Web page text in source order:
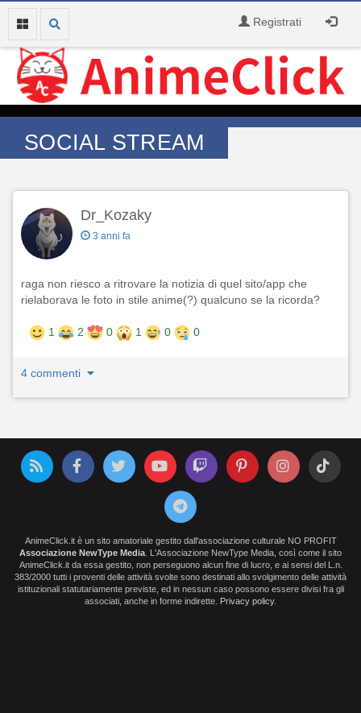
Registrati
SOCIAL STREAM
Dr_Kozaky
3 anni fa
raga non riesco a ritrovare la notizia di quel sito/app che
rielaborava le foto in stile anime(?) qualcuno se la ricorda?
1 2 0 1 0 0
4 commenti
AnimeClick.it è un sito amatoriale gestito dall'associazione culturale NO PROFIT
Associazione NewType Media . L'Associazione NewType Media, così come il sito
AnimeClick.it da essa gestito, non perseguono alcun fine di lucro, e ai sensi del L.n.
383/2000 tutti i proventi delle attività svolte sono destinati allo svolgimento delle attività
istituzionali statutariamente previste, ed in nessun caso possono essere divisi fra gli
associati, anche in forme indirette. Privacy policy.